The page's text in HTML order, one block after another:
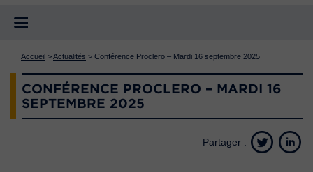
Accueil >Actualités > Conférence Proclero – Mardi 16 septembre 2025
CONFÉRENCE PROCLERO – MARDI 16
SEPTEMBRE 2025
Partager :